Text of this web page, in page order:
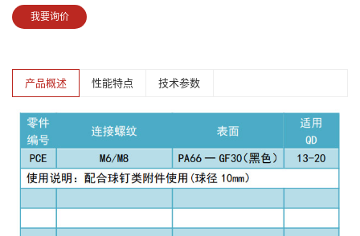
我要询价
产品概述 性能特点 技术参数